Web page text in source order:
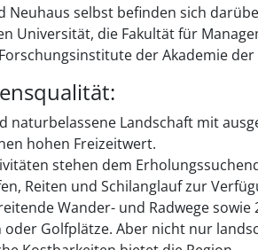
Neuhaus selbst befinden sich
Universität, die Fakultät für
der Akademie der
naturbelassene Landschaft mit
hohen Freizeitwert.
stehen dem
Reiten und Schilanglauf zur
Wander- und Radwege
oder Golfplätze. Aber nicht nur